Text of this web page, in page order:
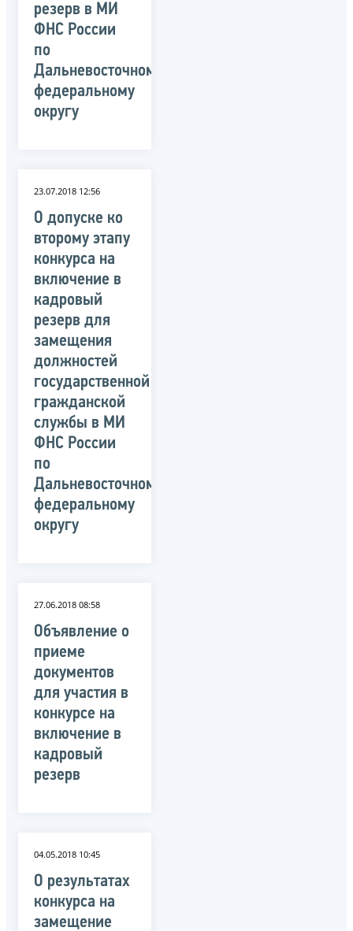
резерв в МИ
ФНС России
по
Дальневосточному
федеральному
округу
23.07.2018 12:56
О допуске ко
второму этапу
конкурса на
включение в
кадровый
резерв для
замещения
должностей
государственной
гражданской
службы в МИ
ФНС России
по
Дальневосточному
федеральному
округу
27.06.2018 08:58
Объявление о
приеме
документов
для участия в
конкурсе на
включение в
кадровый
резерв
04.05.2018 10:45
О результатах
конкурса на
замещение